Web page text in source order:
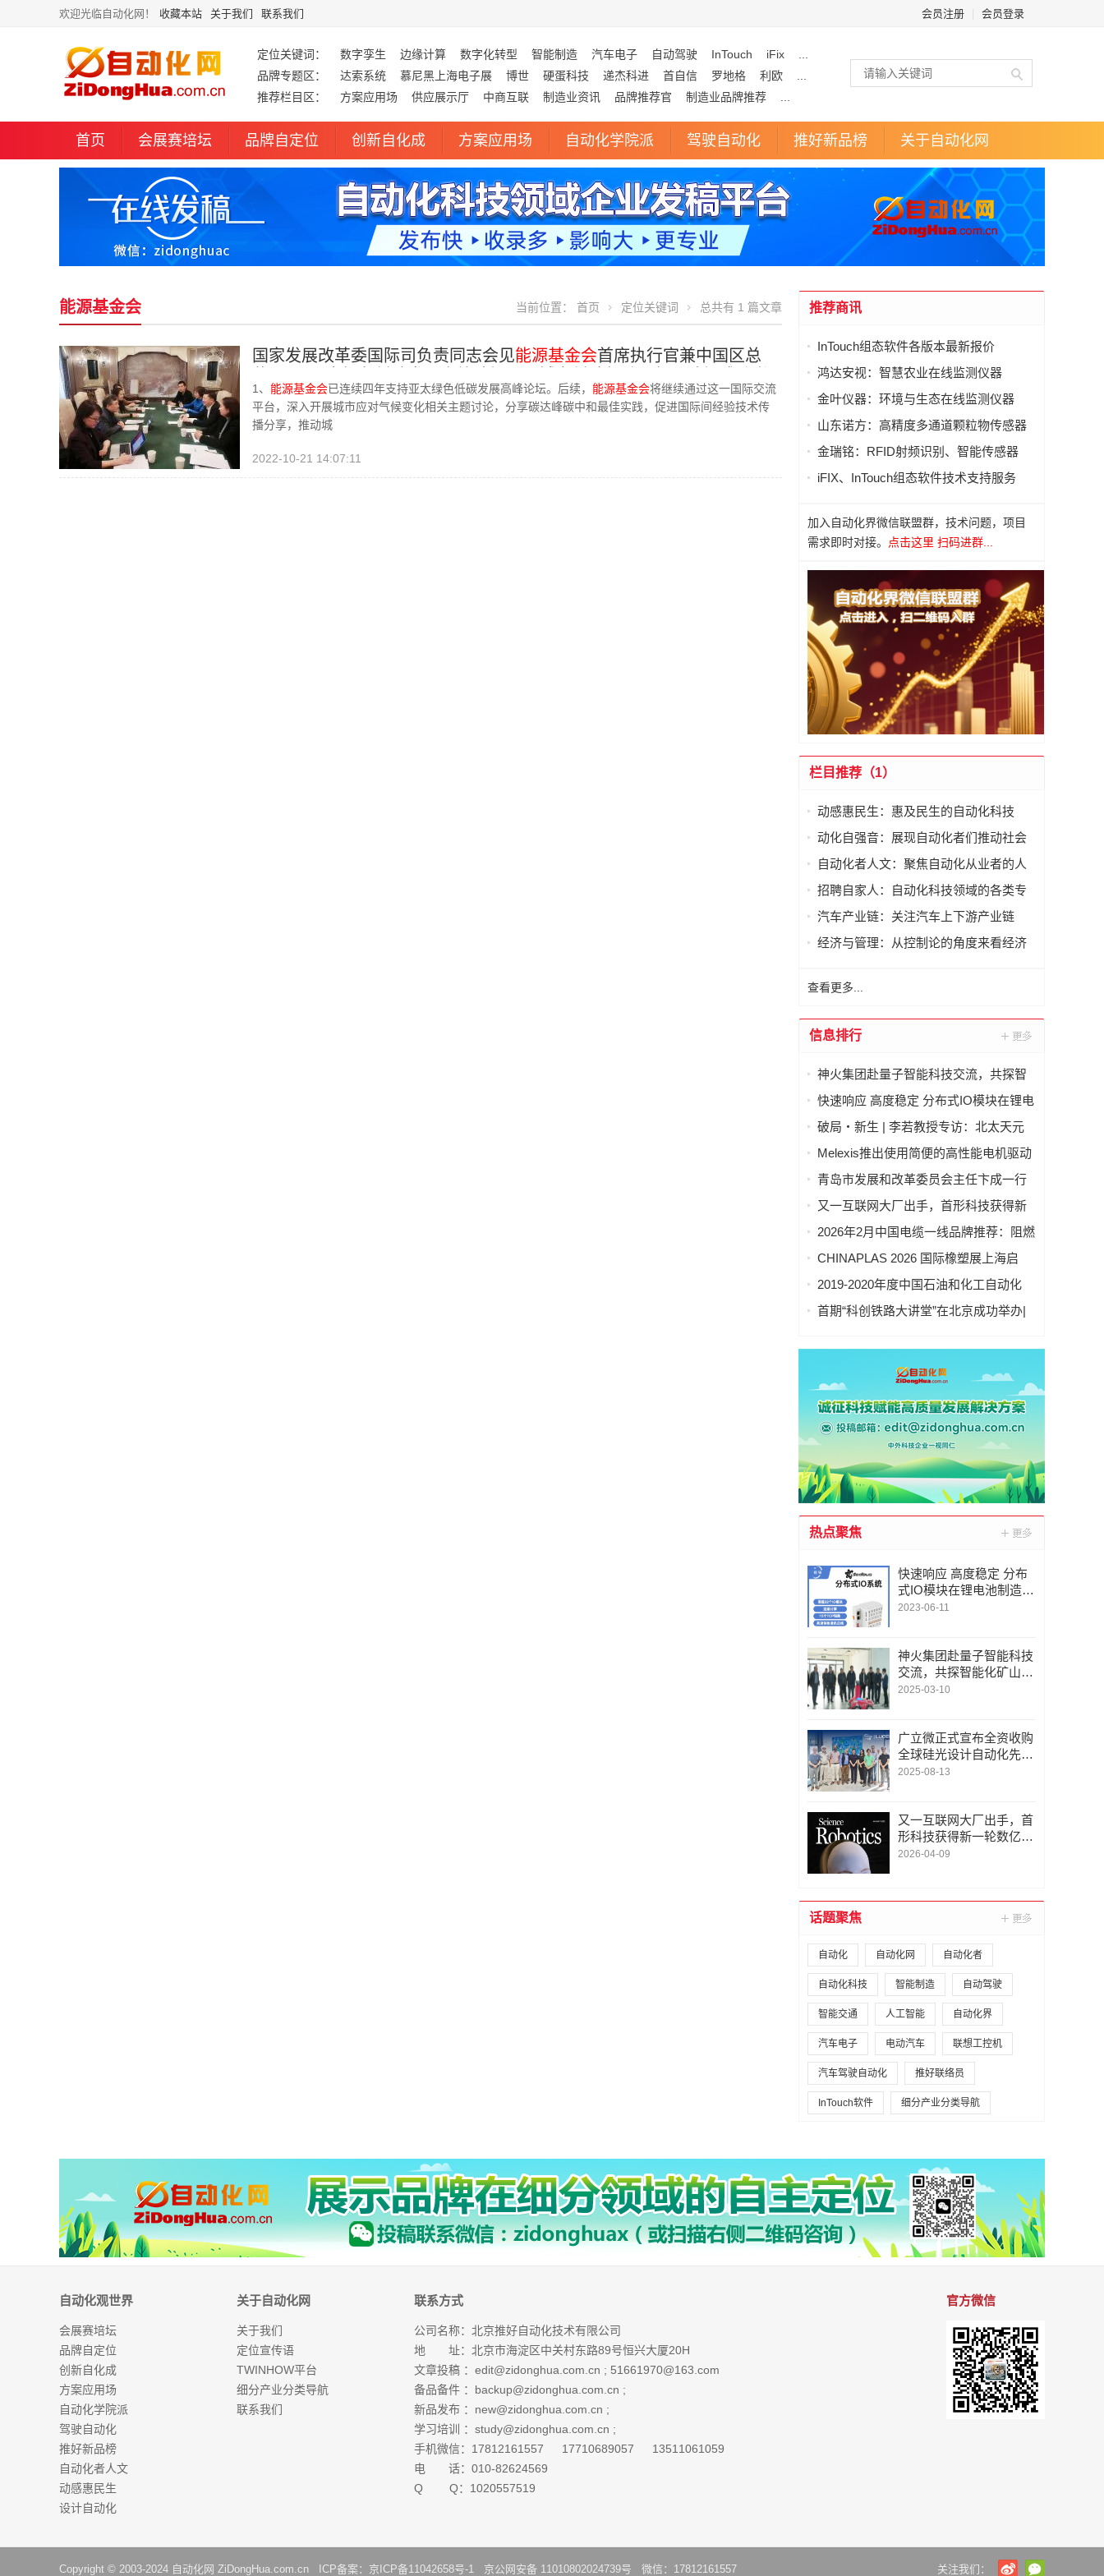
欢迎光临自动化网！ 收藏本站 关于我们 联系我们 会员注册 会员登录
定位关键词： 数字孪生 边缘计算 数字化转型 智能制造 汽车电子 自动驾驶 InTouch iFix
品牌专题区：
达索系统 慕尼黑上海电子展 博世 硬蛋科技 递杰科进 首自信 罗地格 利欧
推荐栏目区：
方案应用场 供应展示厅 中商互联 制造业资讯 品牌推荐官 制造业品牌推荐
首页 会展赛培坛 品牌自定位 创新自化成 方案应用场 自动化学院派 驾驶自动化 推好新品榜 关于自动化网
能源基金会 当前位置： 首页 定位关键词 总共有 1 篇文章
国家发展改革委国际司负责同志会见能源基金会首席执行官兼中国区总
办
1、 能源基金会已连续四年支持亚太绿色低碳发展高峰论坛。后续， 能源基金会将继续通过这一国际交流
平台，深入开展城市应对气候变化相关主题讨论，分享碳达峰碳中和最佳实践，促进国际间经验技术传
播分享，推动城
2022-10-21 14:07:11
推荐商讯
InTouch组态软件各版本最新报价
鸿达安视：智慧农业在线监测仪器
金叶仪器：环境与生态在线监测仪器
山东诺方：高精度多通道颗粒物传感器
金瑞铭：RFID射频识别、智能传感器
iFIX、InTouch组态软件技术支持服务
加入自动化界微信联盟群，技术问题，项目
需求即时对接。
点击这里 扫码进群...
栏目推荐（1）
动感惠民生：惠及民生的自动化科技
动化自强音：展现自动化者们推动社会
进步发出的响亮声音
自动化者人文：聚焦自动化从业者的人
文思考
招聘自家人：自动化科技领域的各类专
家及人才需求资讯
汽车产业链：关注汽车上下游产业链
经济与管理：从控制论的角度来看经济
查看更多...
信息排行
神火集团赴量子智能科技交流，共探智
能化矿山新未来
快速响应 高度稳定 分布式IO模块在锂电
池制造的优势揭秘 | 支持Modbus、
EtherCAT、Ethernet/IP、BACnet/IP等多
种协议
破局・新生 | 李若教授专访：北太天元
打破 30 年垄断，国产科学计算软件崛起
Melexis推出使用简便的高性能电机驱动
芯片，助力三相风扇实现快速、免代码
青岛市发展和改革委员会主任卞成一行
到国创中心调研指导
又一互联网大厂出手，首形科技获得新
一轮数亿元A1轮融资｜人脸机器人首次
2026年2月中国电缆一线品牌推荐：阻燃
防火电缆国内一线品牌推荐排名名单
CHINAPLAS 2026 国际橡塑展上海启
幕！5,000余家全球展商共塑智能绿色橡
2019-2020年度中国石油和化工自动化
行业科学技术奖拟授奖公示
首期“科创铁路大讲堂”在北京成功举办|
人工智能驱动新一代技术变革》主题讲
热点聚焦
快速响应 高度稳定 分布
式IO模块在锂电池制造的
优势揭秘 | 支持Modbu
rnet/IP、BACnet/IP等多
种协议
2023-06-11
神火集团赴量子智能科技
交流，共探智能化矿山新
未来
2025-03-10
广立微正式宣布全资收购
全球硅光设计自动化先锋
LUCEDA
2025-08-13
又一互联网大厂出手，首
形科技获得新一轮数亿元
A1轮融资｜人脸机器人首
2026-04-09
话题聚焦
自动化 自动化网 自动化者
自动化科技 智能制造 自动驾驶
智能交通 人工智能 自动化界
汽车电子 电动汽车 联想工控机
汽车驾驶自动化 推好联络员
InTouch软件 细分产业分类导航
自动化观世界
会展赛培坛
品牌自定位
创新自化成
方案应用场
自动化学院派
驾驶自动化
推好新品榜
自动化者人文
动感惠民生
设计自动化
关于自动化网
关于我们
定位宣传语
TWINHOW平台
细分产业分类导航
联系我们
联系方式
公司名称：北京推好自动化技术有限公司
地 址：北京市海淀区中关村东路89号恒兴大厦20H
文章投稿 ： edit@zidonghua.com.cn ; 51661970@163.com
备品备件 ： backup@zidonghua.com.cn ;
新品发布 ： new@zidonghua.com.cn ;
学习培训 ： study@zidonghua.com.cn ;
手机微信：17812161557 17710689057 13511061059
电 话：010-82624569
Q Q：1020557519
官方微信
Copyright © 2003-2024 自动化网 ZiDongHua.com.cn ICP备案： 京ICP备11042658号-1 京公网安备 11010802024739号 微信：17812161557 关注我们：